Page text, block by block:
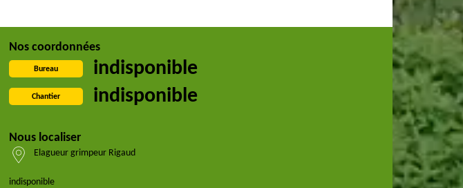
Nos coordonnées
Bureau indisponible
Chantier indisponible
Nous localiser
Elagueur grimpeur Rigaud
indisponible